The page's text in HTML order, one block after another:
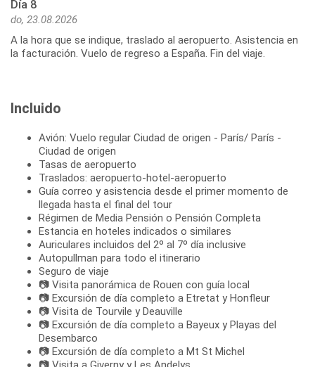
Día 8
do, 23.08.2026
A la hora que se indique, traslado al aeropuerto. Asistencia en
la facturación. Vuelo de regreso a España. Fin del viaje.
Incluido
Avión: Vuelo regular Ciudad de origen - París/ París -
Ciudad de origen
Tasas de aeropuerto
Traslados: aeropuerto-hotel-aeropuerto
Guía correo y asistencia desde el primer momento de
llegada hasta el final del tour
Régimen de Media Pensión o Pensión Completa
Estancia en hoteles indicados o similares
Auriculares incluidos del 2º al 7º día inclusive
Autopullman para todo el itinerario
Seguro de viaje
📷 Visita panorámica de Rouen con guía local
📷 Excursión de día completo a Etretat y Honfleur
📷 Visita de Tourvile y Deauville
📷 Excursión de día completo a Bayeux y Playas del
Desembarco
📷 Excursión de día completo a Mt St Michel